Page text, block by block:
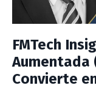
FMTech
Aumentada
Convierte